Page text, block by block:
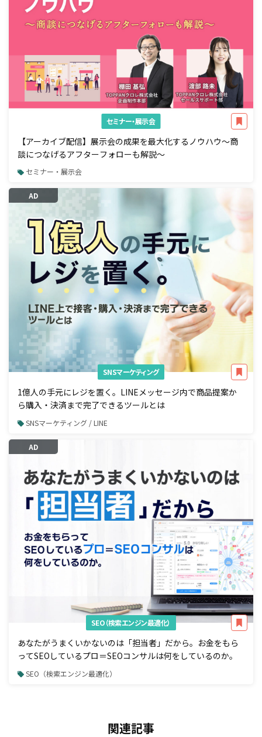
セミナー・展示会
【アーカイブ配信】展示会の成果を最大化するノウハウ～商
談につなげるアフターフォローも解説～
セミナー・展示会
AD
SNSマーケティング
1億人の手元にレジを置く。LINEメッセージ内で商品提案か
ら購入・決済まで完了できるツールとは
SNSマーケティング / LINE
AD
SEO（検索エンジン最適化）
あなたがうまくいかないのは「担当者」だから。お金をもら
ってSEOしているプロ＝SEOコンサルは何をしているのか。
SEO（検索エンジン最適化）
関連記事